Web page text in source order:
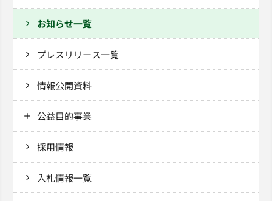
お知らせ一覧
プレスリリース一覧
情報公開資料
公益目的事業
採用情報
入札情報一覧